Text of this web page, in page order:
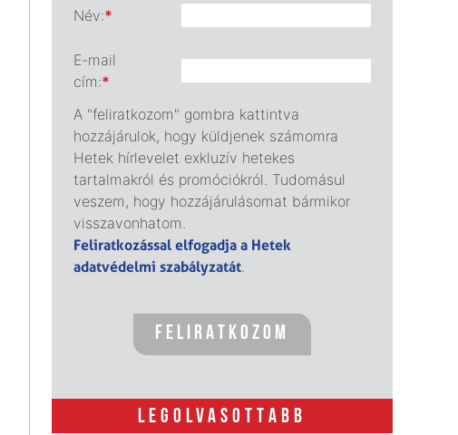
Név:*
E-mail
cím:*
A "feliratkozom" gombra kattintva
hozzájárulok, hogy küldjenek számomra
Hetek hírlevelet exkluzív hetekes
tartalmakról és promóciókról. Tudomásul
veszem, hogy hozzájárulásomat bármikor
visszavonhatom.
Feliratkozással elfogadja a Hetek
adatvédelmi szabályzatát
LEGOLVASOTTABB